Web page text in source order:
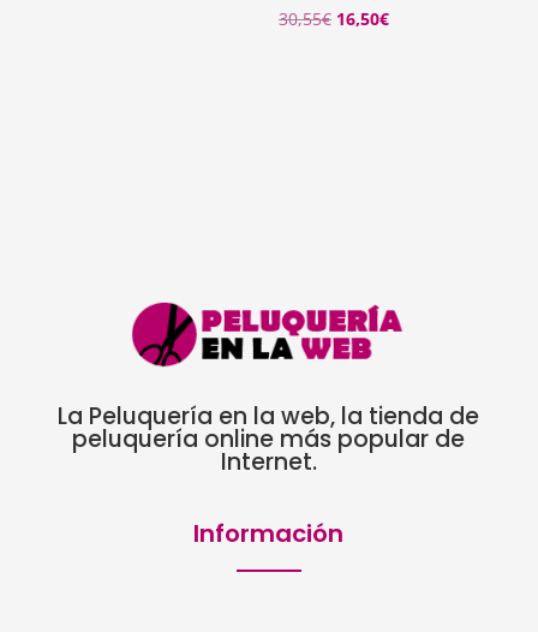
30,55€ El
16,50€El
La Peluquería en la web, la tienda de
peluquería online más popular de
Internet.
Información